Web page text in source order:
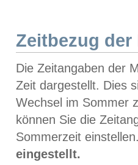
Zeitbezug der
Die Zeitangaben der
Zeit dargestellt. Dies
Wechsel im Sommer
können Sie die
Sommerzeit
eingestellt.